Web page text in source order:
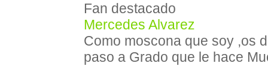
Fan destacado
Mercedes Alvarez
Como moscona que soy ,os
paso a Grado que le hace